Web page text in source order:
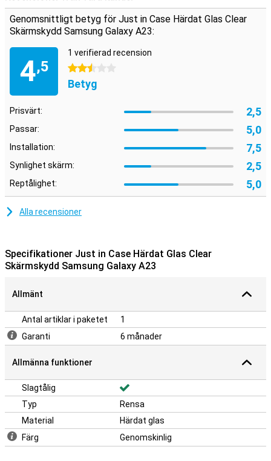
mot repor.Skrapor kommer på skärmskyddet istället för visningen
av din enhet.På det här sättet förblir din enhet fin och repa fri.
Genomsnittligt betyg för Just in Case Härdat Glas Clear
Skärmskydd Samsung Galaxy A23:
4,5
1 verifierad recension
2.5 stjärnor
Betyg
Prisvärt: 2,5
Passar: 5,0
Installation: 7,5
Synlighet skärm: 2,5
Reptålighet: 5,0
Alla recensioner
Specifikationer Just in Case Härdat Glas Clear
Skärmskydd Samsung Galaxy A23
Allmänt
Antal artiklar i paketet
1
Garanti
6 månader
Allmänna funktioner
Slagtålig
Typ
Rensa
Material
Härdat glas
Färg
Genomskinlig